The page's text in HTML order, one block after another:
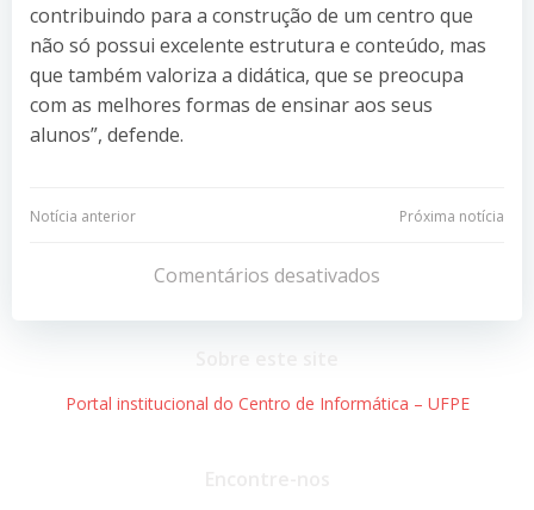
contribuindo para a construção de um centro que
não só possui excelente estrutura e conteúdo, mas
que também valoriza a didática, que se preocupa
com as melhores formas de ensinar aos seus
alunos”, defende.
Navegação
Post
Notícia anterior
Navegação
de
Post
Próxima notícia
Comentários desativados
Portal institucional do Centro de Informática – UFPE